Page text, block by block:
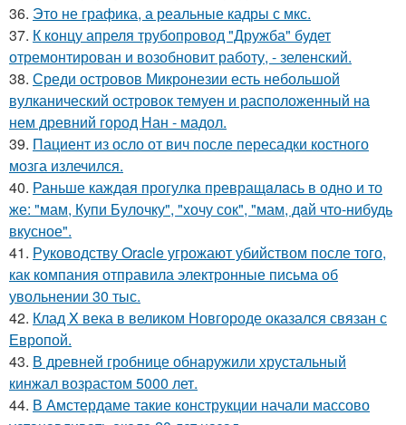
36. Это не графика, а реальные кадры с мкс.
37. К концу апреля трубопровод "Дружба" будет
отремонтирован и возобновит работу, - зеленский.
38. Среди островов Микронезии есть небольшой
вулканический островок темуен и расположенный на
нем древний город Нан - мадол.
39. Пациент из осло от вич после пересадки костного
мозга излечился.
40. Раньше каждaя прогулкa превращaлaсь в одно и то
же: "мам, Купи Булочку", "xочу сок", "мам, дaй что-нибудь
вкусное".
41. Руководству Oracle угрожают убийством после того,
как компания отправила электронные письма об
увольнении 30 тыс.
42. Клад X века в великом Новгороде оказался связан с
Европой.
43. В древней гробнице обнаружили хрустальный
кинжал возрастом 5000 лет.
44. В Амстердаме такие конструкции начали массово